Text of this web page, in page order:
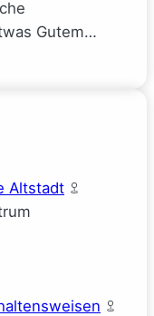
Gutem…
Altstadt